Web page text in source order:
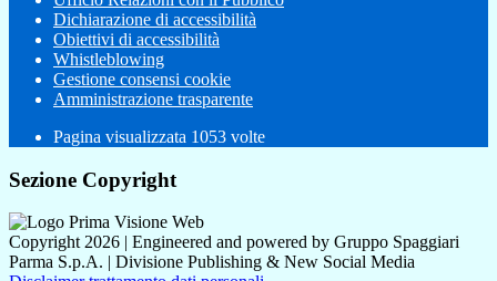
Dichiarazione di accessibilità
Obiettivi di accessibilità
Whistleblowing
Gestione consensi cookie
Amministrazione trasparente
Pagina visualizzata 1053 volte
Sezione Copyright
Copyright 2026 | Engineered and powered by Gruppo Spaggiari
Parma S.p.A. | Divisione Publishing & New Social Media